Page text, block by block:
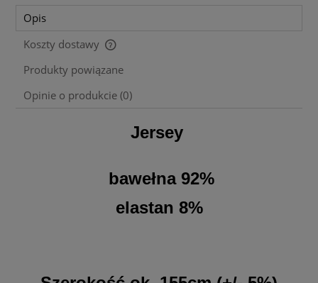
Opis
Koszty dostawy
Cena nie zawiera ewentualnych kosztów płatności
Produkty powiązane
Opinie o produkcie (0)
Jersey
bawełna 92%
elastan 8%